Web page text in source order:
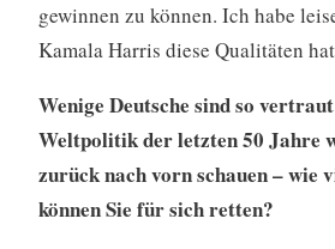
gewinnen zu können. Ich habe
Kamala Harris diese Qualitäten
Wenige Deutsche sind so
Weltpolitik der letzten 50 Jahre
zurück nach vorn schauen – wie
können Sie für sich retten?